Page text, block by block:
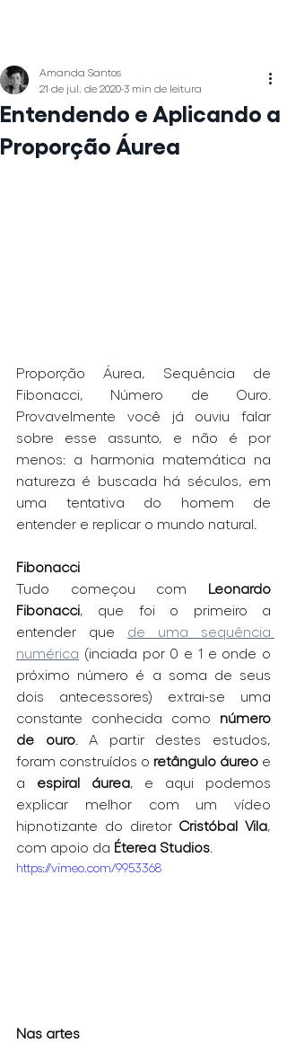
Entendendo e Aplicando a
Proporção Áurea
Amanda Santos
21 de jul. de 2020 3 min de leitura
Proporção Áurea, Sequência de
Fibonacci, Número de Ouro.
Provavelmente você já ouviu falar
sobre esse assunto, e não é por
menos: a harmonia matemática na
natureza é buscada há séculos, em
uma tentativa do homem de
entender e replicar o mundo natural.
Fibonacci
Tudo começou com Leonardo
Fibonacci , que foi o primeiro a
entender que de uma sequência
numérica (inciada por 0 e 1 e onde o
próximo número é a soma de seus
dois antecessores) extrai-se uma
constante conhecida como número
de ouro. A partir destes estudos,
foram construídos o retângulo áureo e
a espiral áurea, e aqui podemos
explicar melhor com um vídeo
hipnotizante do diretor Cristóbal Vila
com apoio da Éterea Studios
https://vimeo.com/9953368
Nas artes